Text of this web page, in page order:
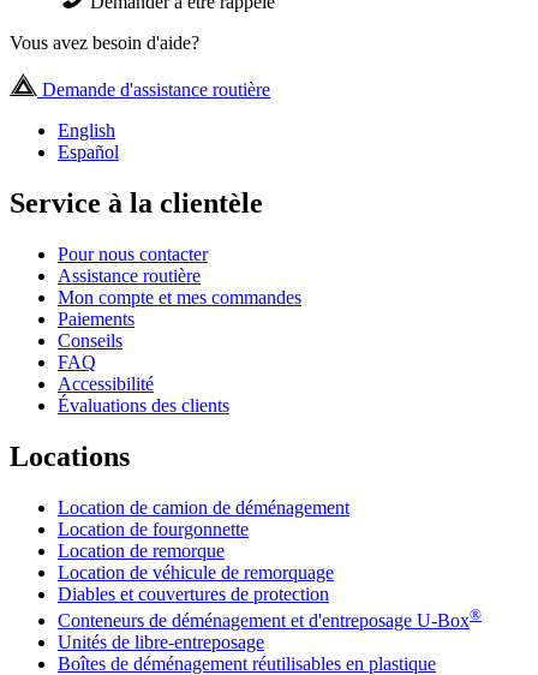
Vous avez besoin d'aide?
Demande d'assistance routière
English
Español
Service à la clientèle
Pour nous contacter
Assistance routière
Mon compte et mes commandes
Paiements
Conseils
FAQ
Accessibilité
Évaluations des clients
Locations
Location de camion de déménagement
Location de fourgonnette
Location de remorque
Location de véhicule de remorquage
Diables et couvertures de protection
Conteneurs de déménagement et d'entreposage U-Box®
Unités de libre-entreposage
Boîtes de déménagement réutilisables en plastique